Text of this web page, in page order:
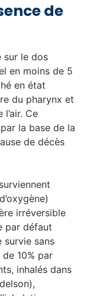
de
sur le dos
en moins de 5
en état
du pharynx et
Ce
la base de la
de décès
irréversible
par défaut
survie sans
10% par
inhalés dans